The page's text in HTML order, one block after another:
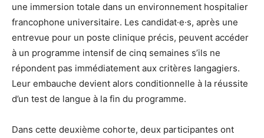
une immersion totale dans un environnement hospitalier
francophone universitaire. Les candidat·e·s, après une
entrevue pour un poste clinique précis, peuvent accéder
à un programme intensif de cinq semaines s’ils ne
répondent pas immédiatement aux critères langagiers.
Leur embauche devient alors conditionnelle à la réussite
d’un test de langue à la fin du programme.
Dans cette deuxième cohorte, deux participantes ont